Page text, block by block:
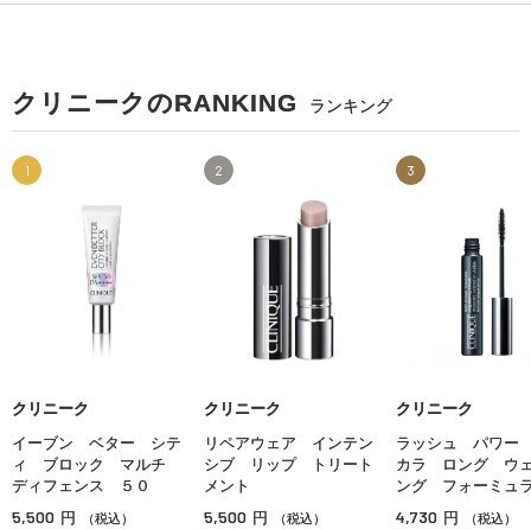
クリニークのRANKING ランキング
1
クリニーク
イーブン ベター シテ
ィ ブロック マルチ
ディフェンス ５０
5,500 円 （税込）
2
クリニーク
リペアウェア インテン
シブ リップ トリート
メント
5,500 円 （税込）
3
クリニーク
ラッシュ パワー
カラ ロング ウ
ング フォーミュ
4,730 円 （税込）